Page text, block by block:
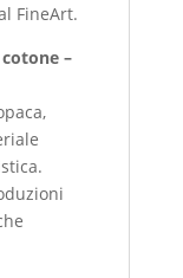
FineArt.
–